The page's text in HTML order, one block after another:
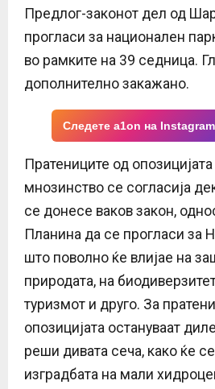
Предлог-законот дел од
прогласи за национален
во рамките на 39 седница.
дополнително закажано.
Следете a1on на Instagram
Пратениците од
мнозинство се согласија
се донесе ваков закон,
Планина да се прогласи за
што поволно ќе влијае на
природата, на
туризмот и друго. За
опозицијата остануваат
реши дивата сеча, како ќе
изградбата на мали